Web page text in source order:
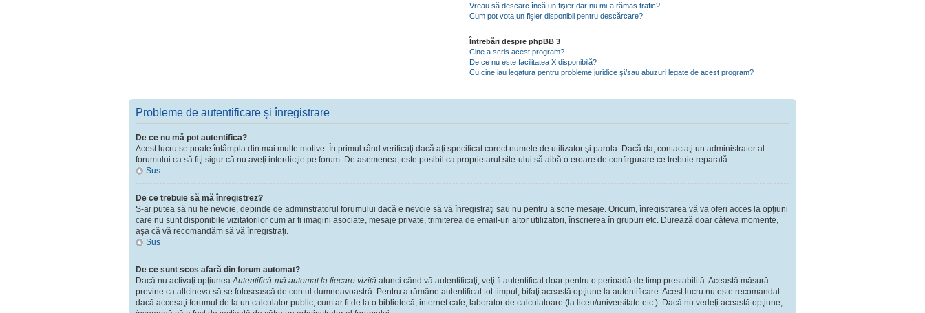
Vreau să descarc încă un fişier dar nu mi-a rămas trafic?
Cum pot vota un fişier disponibil pentru descărcare?
Întrebări despre phpBB 3
Cine a scris acest program?
De ce nu este facilitatea X disponibilă?
Cu cine iau legatura pentru probleme juridice şi/sau abuzuri legate de acest program?
Probleme de autentificare şi înregistrare
De ce nu mă pot autentifica?
Acest lucru se poate întâmpla din mai multe motive. În primul rând verificaţi dacă aţi specificat corect numele de utilizator şi parola. Dacă da, contactaţi un administrator al
forumului ca să fiţi sigur că nu aveţi interdicţie pe forum. De asemenea, este posibil ca proprietarul site-ului să aibă o eroare de confirgurare ce trebuie reparată.
Sus
De ce trebuie să mă înregistrez?
S-ar putea să nu fie nevoie, depinde de adminstratorul forumului dacă e nevoie să vă înregistraţi sau nu pentru a scrie mesaje. Oricum, înregistrarea vă va oferi acces la opţiuni
care nu sunt disponibile vizitatorilor cum ar fi imagini asociate, mesaje private, trimiterea de email-uri altor utilizatori, înscrierea în grupuri etc. Durează doar câteva momente,
aşa că vă recomandăm să vă înregistraţi.
Sus
De ce sunt scos afară din forum automat?
Dacă nu activaţi opţiuneaAutentifică-mă automat la fiecare vizită atunci când vă autentificaţi, veţi fi autentificat doar pentru o perioadă de timp prestabilită. Această măsură
previne ca altcineva să se folosească de contul dumneavoastră. Pentru a rămâne autentificat tot timpul, bifaţi această opţiune la autentificare. Acest lucru nu este recomandat
dacă accesaţi forumul de la un calculator public, cum ar fi de la o bibliotecă, internet cafe, laborator de calculatoare (la liceu/universitate etc.). Dacă nu vedeţi această opţiune,